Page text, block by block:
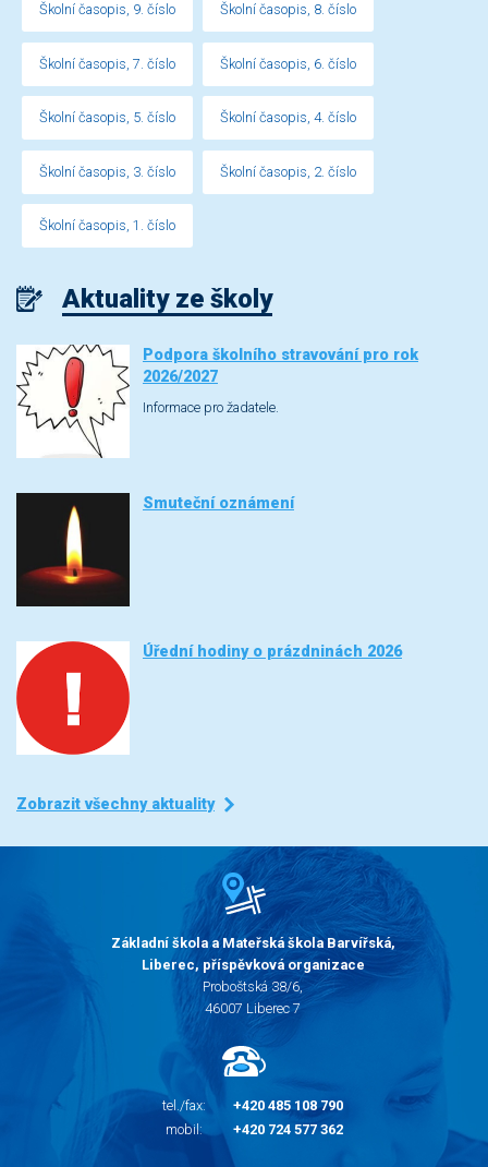
Školní časopis, 9. číslo Školní časopis, 8. číslo
Školní časopis, 7. číslo Školní časopis, 6. číslo
Školní časopis, 5. číslo Školní časopis, 4. číslo
Školní časopis, 3. číslo Školní časopis, 2. číslo
Školní časopis, 1. číslo
Aktuality ze školy
Podpora školního stravování pro rok
2026/2027
Informace pro žadatele.
Smuteční oznámení
Úřední hodiny o prázdninách 2026
Zobrazit všechny aktuality
Základní škola a Mateřská škola Barvířská,
Liberec, příspěvková organizace
Proboštská 38/6,
46007 Liberec 7
tel./fax:
+420 485 108 790
mobil:
+420 724 577 362